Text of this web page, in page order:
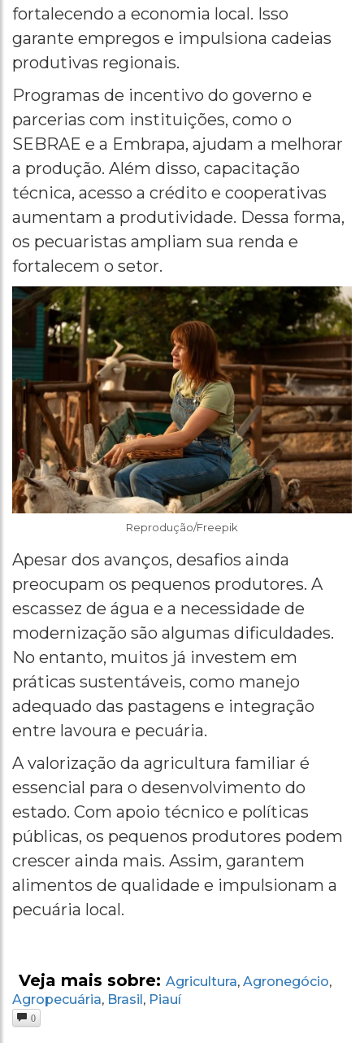
fortalecendo a economia local. Isso
garante empregos e impulsiona cadeias
produtivas regionais.
Programas de incentivo do governo e
parcerias com instituições, como o
SEBRAE e a Embrapa, ajudam a melhorar
a produção. Além disso, capacitação
técnica, acesso a crédito e cooperativas
aumentam a produtividade. Dessa forma,
os pecuaristas ampliam sua renda e
fortalecem o setor.
Reprodução/Freepik
Apesar dos avanços, desafios ainda
preocupam os pequenos produtores. A
escassez de água e a necessidade de
modernização são algumas dificuldades.
No entanto, muitos já investem em
práticas sustentáveis, como manejo
adequado das pastagens e integração
entre lavoura e pecuária.
A valorização da agricultura familiar é
essencial para o desenvolvimento do
estado. Com apoio técnico e políticas
públicas, os pequenos produtores podem
crescer ainda mais. Assim, garantem
alimentos de qualidade e impulsionam a
pecuária local.
Veja mais sobre: Agricultura, Agronegócio,
Agropecuária, Brasil, Piauí
0